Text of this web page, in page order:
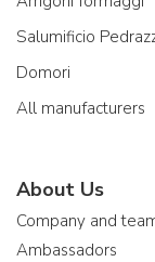
Salumificio
Domori
All manufacturers
About Us
Company and
Ambassadors